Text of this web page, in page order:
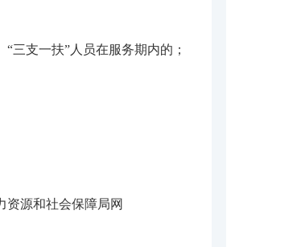
三支一扶”人员在服务期内的；
资源和社会保障局网